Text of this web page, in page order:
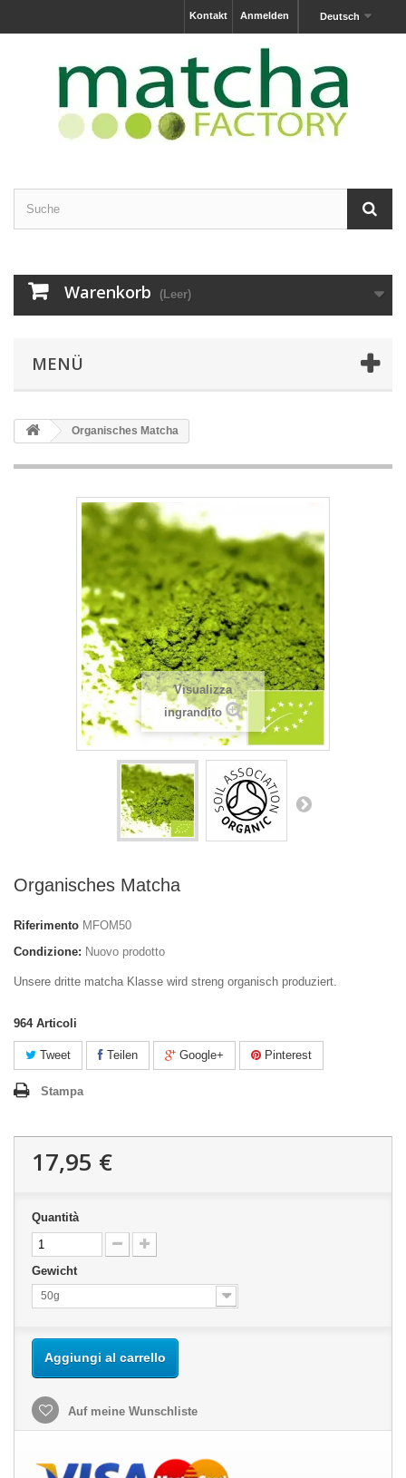
Deutsch
Anmelden
Kontakt
Warenkorb (Leer)
MENÜ
Organisches Matcha
Visualizza
ingrandito
Organisches Matcha
Riferimento MFOM50
Condizione: Nuovo prodotto
Unsere dritte matcha Klasse wird streng organisch produziert.
964 Articoli
Tweet Teilen Google+ Pinterest
Stampa
17,95 €
Quantità
Gewicht
50g
Aggiungi al carrello
Auf meine Wunschliste